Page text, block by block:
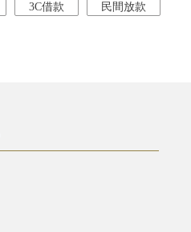
3C借款 民間放款